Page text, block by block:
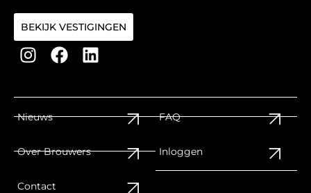
BEKIJK VESTIGINGEN
Nieuws
Over Brouwers
Contact
FAQ
Inloggen